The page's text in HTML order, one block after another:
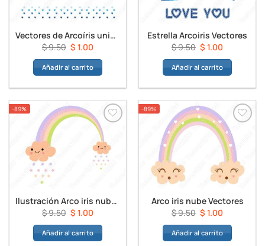
Vectores de Arcoíris unicornio
$9.50 El
precio
original
$ 9.50.
$ 1.00
precio
actual
$ 1.00.
Añadir al carrito
Estrella Arcoiris Vectores
$9.50 El
precio
original
$ 9.50.
$ 1.00
precio
actual
$ 1.00.
Añadir al carrito
-89%
Ilustración Arco iris nube Vectores
$9.50 El
precio
original
$ 1.00
precio
actual
Añadir al carrito
-89%
Arco iris nube Vectores
$9.50 El
precio
original
$ 1.00
precio
actual
Añadir al carrito